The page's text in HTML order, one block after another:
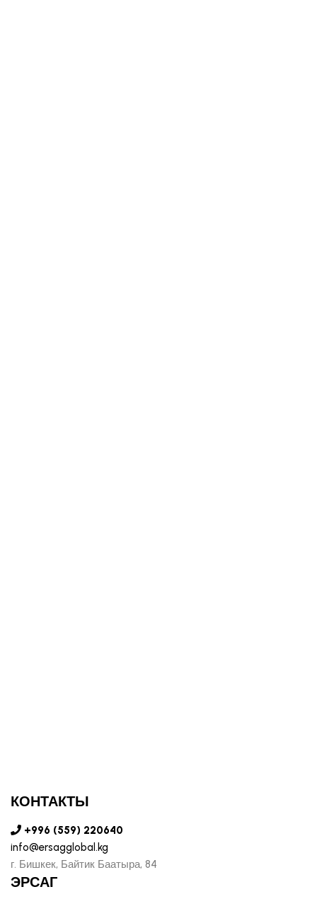
КОНТАКТЫ
+996 (559) 220640
info@ersagglobal.kg
г. ​Бишкек, Байтик Баатыра, 84
ЭРСАГ